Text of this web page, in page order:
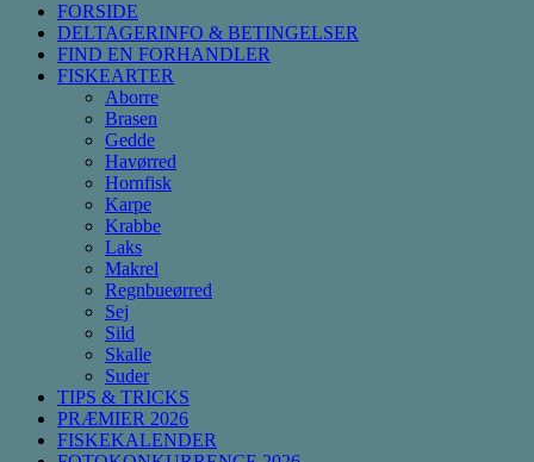
FORSIDE
DELTAGERINFO & BETINGELSER
FIND EN FORHANDLER
FISKEARTER
Aborre
Brasen
Gedde
Havørred
Hornfisk
Karpe
Krabbe
Laks
Makrel
Regnbueørred
Sej
Sild
Skalle
Suder
TIPS & TRICKS
PRÆMIER 2026
FISKEKALENDER